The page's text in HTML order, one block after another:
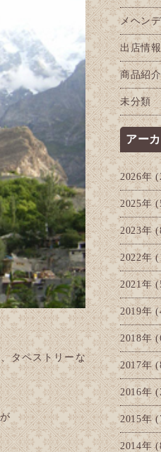
タペストリーな
メヘン
出店情報
商品紹介
未分類
アー
2026年
2025年
2023年
2022年
2021年
2019年
2018年
2017年
2016年
2015年
2014年